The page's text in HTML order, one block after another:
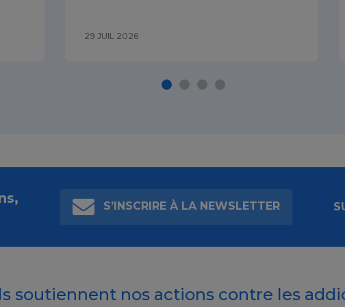
29 JUIL 2026
S’INSCRIRE À LA NEWSLETTER
soutiennent nos actions contre les